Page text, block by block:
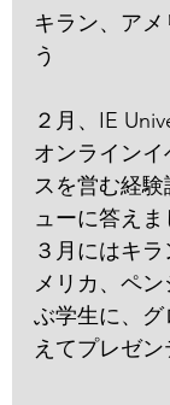
キラン、ア
う
２月、IE
オンライン
スを営む経
ューに答えま
３月にはキ
メリカ、ペ
ぶ学生に、
えてプレゼン